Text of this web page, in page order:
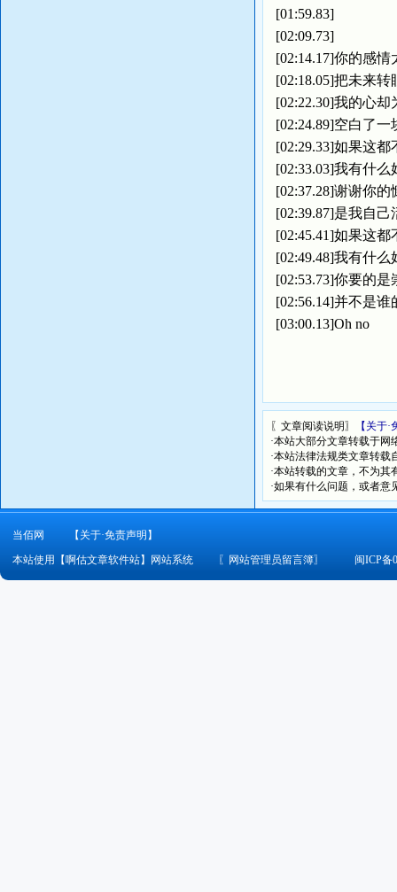
[01:59.83]
[02:09.73]
[02:14.17]你的感情
[02:18.05]把未来转
[02:22.30]我的心却
[02:24.89]空白了一
[02:29.33]如果这都
[02:33.03]我有什么
[02:37.28]谢谢你的
[02:39.87]是我自己
[02:45.41]如果这都
[02:49.48]我有什么
[02:53.73]你要的是
[02:56.14]并不是谁
[03:00.13]Oh no
〖文章阅读说明〗
【关于
·本站大部分文章转载于
·本站法律法规类文章转
·本站转载的文章，不为
·如果有什么问题，或者意
当佰网
【关于·免责声明】
本站使用【啊估文章软件站】网站系统
〖 网站管理员留言簿〗 闽ICP备